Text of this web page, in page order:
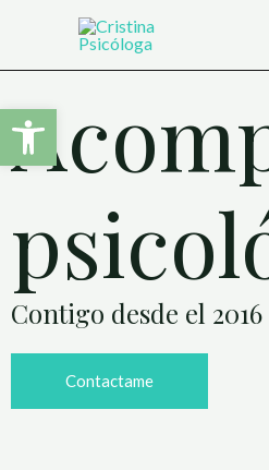
Abrir barra de herramientas
Contigo desde el 2016
Contactame